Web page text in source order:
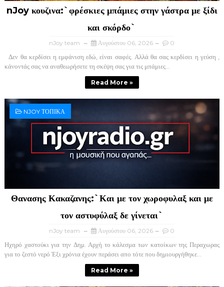
nJoy κουζινα:`φρέσκιες μπάμιες στην γάστρα με ξίδι
και σκόρδο`
nJoy team Αυγούστου 06, 2026 0
Δεν θα κερδίσει η εμφάνιση εδώ, είναι σαφές. Αλλά θα σας κερδίσει η γεύση ,
κάνοντάς σας να αναθεωρήσετε τη σκέψη σας για τις μπάμιες...
Read More »
NJOY ΤΟΠΙΚΑ
Θανασης Κακαζανης:`Και με τον χωροφυλαξ και με
τον αστυφύλαξ δε γίνεται`
nJoy team Αυγούστου 06, 2026 0
Ηχηρό χαστούκι για την Δημ. Αρχή το κάλεσμα των κατοίκων της Περαχωρας
για το ζεστό νερό Έξι χρόνια έχουν περάσει απο τότε που δημιουργήθηκε...
Read More »